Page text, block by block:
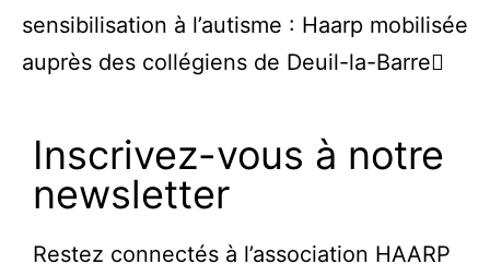
sensibilisation à l’autisme : Haarp mobilisée
auprès des collégiens de Deuil-la-Barre
Inscrivez-vous à notre
newsletter
Restez connectés à l’association HAARP